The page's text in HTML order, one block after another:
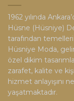
1962 yılında
Hüsne (Hüsniye)
tarafından temelleri
Hüsniye Moda,
özel dikim
zarafet, kalite ve
hizmet anlayışını
yaşatmaktadır.